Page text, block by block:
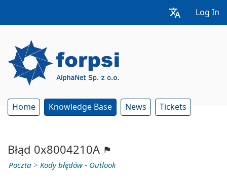
Log In
Home Knowledge Base News Tickets
Błąd 0x8004210A
Poczta > Kody błędów - Outlook